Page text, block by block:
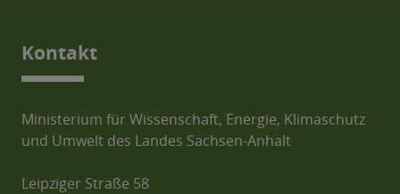
Kontakt
Ministerium für Wissenschaft, Energie, Klimaschutz
und Umwelt des Landes Sachsen-Anhalt
Leipziger Straße 58